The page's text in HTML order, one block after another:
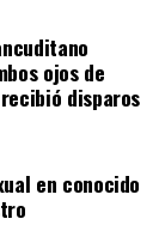
el nuevo
para
venían
aunque ahora
requisitos
de la
ojos de
disparos
en conocido